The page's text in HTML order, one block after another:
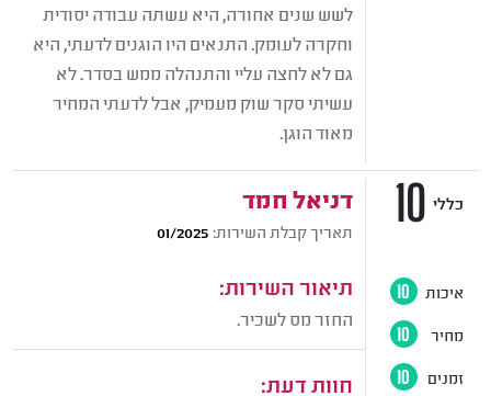
לשש שנים אחורה, היא עשתה עבודה יסודית
וחקרה לעומק. התנאים היו הוגנים לדעתי, היא
גם לא לחצה עליי והתנהלה ממש בסדר. לא
עשיתי סקר שוק מעמיק, אבל לדעתי המחיר
מאוד הוגן.
דניאל חמד
תאריך קבלת השירות: 01/2025
תיאור השירות:
החזר מס לשכיר.
חוות דעת:
10 כללי
איכות 10
מחיר 10
זמנים 10